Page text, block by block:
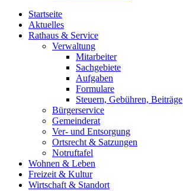
Startseite
Aktuelles
Rathaus & Service
Verwaltung
Mitarbeiter
Sachgebiete
Aufgaben
Formulare
Steuern, Gebühren, Beiträge
Bürgerservice
Gemeinderat
Ver- und Entsorgung
Ortsrecht & Satzungen
Notruftafel
Wohnen & Leben
Freizeit & Kultur
Wirtschaft & Standort